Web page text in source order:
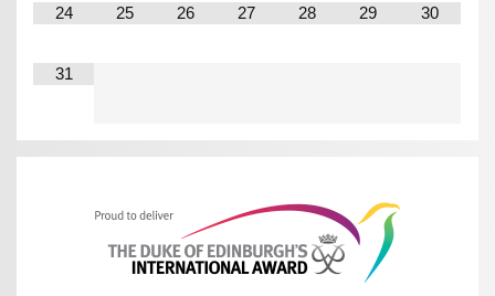
24 25 26 27 28 29 30
31